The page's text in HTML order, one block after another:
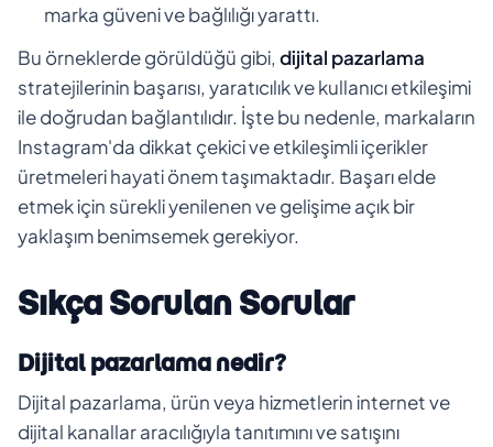
marka güveni ve bağlılığı yarattı.
Bu örneklerde görüldüğü gibi, dijital pazarlama
stratejilerinin başarısı, yaratıcılık ve kullanıcı etkileşimi
ile doğrudan bağlantılıdır. İşte bu nedenle, markaların
Instagram'da dikkat çekici ve etkileşimli içerikler
üretmeleri hayati önem taşımaktadır. Başarı elde
etmek için sürekli yenilenen ve gelişime açık bir
yaklaşım benimsemek gerekiyor.
Sıkça Sorulan Sorular
Dijital pazarlama nedir?
Dijital pazarlama, ürün veya hizmetlerin internet ve
dijital kanallar aracılığıyla tanıtımını ve satışını